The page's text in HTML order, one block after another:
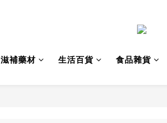
滋補藥材 生活百貨 食品雜貨